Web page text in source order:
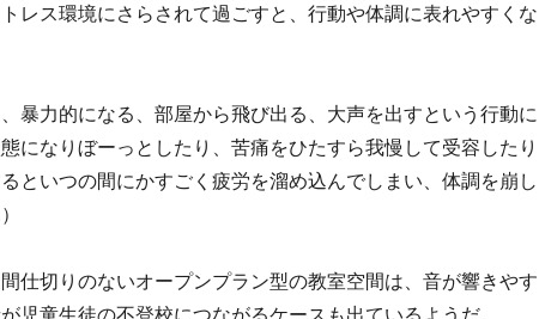
レス環境にさらされて過ごすと、行動や体調に表れやすくな
暴力的になる、部屋から飛び出る、大声を出すという行動に
になりぼーっとしたり、苦痛をひたすら我慢して受容したり
といつの間にかすごく疲労を溜め込んでしまい、体調を崩し
仕切りのないオープンプラン型の教室空間は、音が響きやす
児童生徒の不登校につながるケースも出ているようだ。